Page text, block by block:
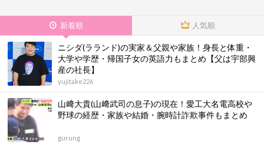
新着順 人気順
ニシダ(ラランド)の実家＆父親や家族！身長と体重・
大学や学歴・帰国子女の英語力もまとめ【父は宇部興
産の社長】
yujitake226
山﨑大貴(山﨑武司の息子)の現在！愛工大名電高校や
野球の経歴・家族や結婚・腕時計詐欺事件もまとめ
gurung